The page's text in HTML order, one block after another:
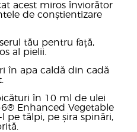
acest miros înviorător
de conștientizare
tău pentru față,
al pielii.
în apa caldă din cadă
în 10 ml de ulei
Enhanced Vegetable
pe tălpi, pe șira spinări,